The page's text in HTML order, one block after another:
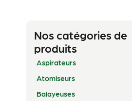
Nos catégories de
produits
Aspirateurs
Atomiseurs
Balayeuses